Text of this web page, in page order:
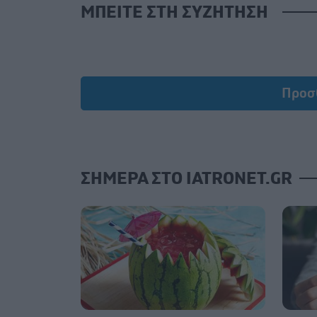
ΜΠΕΙΤΕ ΣΤΗ ΣΥΖΗΤΗΣΗ
ΣΗΜΕΡΑ ΣΤΟ IATRONET.GR